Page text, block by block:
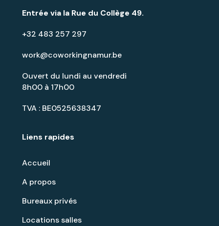
Liens rapides
Accueil
A propos
Bureaux privés
Locations salles
Entrée via la Rue du Collège 49.
+32 483 257 297
work@coworkingnamur.be
Ouvert du lundi au vendredi
8h00 à 17h00
TVA : BE0525638347